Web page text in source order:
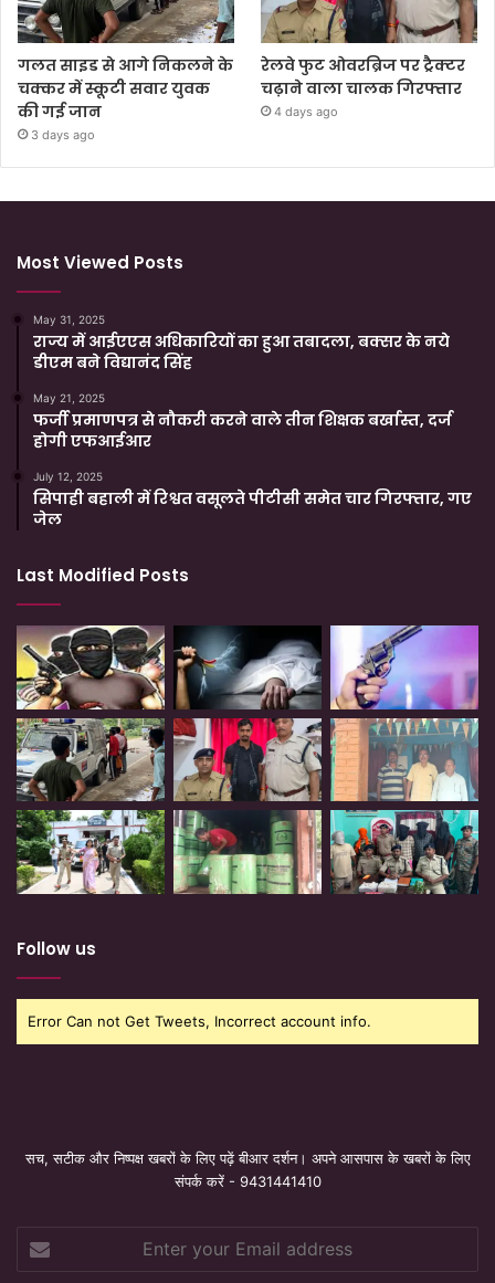
गलत साइड से आगे निकलने के
चक्कर में स्कूटी सवार युवक
की गई जान
3 days ago
रेलवे फुट ओवरब्रिज पर ट्रैक्टर
चढ़ाने वाला चालक गिरफ्तार
4 days ago
Most Viewed Posts
May 31, 2025
राज्य में आईएएस अधिकारियों का हुआ तबादला, बक्सर के नये
डीएम बने विद्यानंद सिंह
May 21, 2025
फर्जी प्रमाणपत्र से नौकरी करने वाले तीन शिक्षक बर्खास्त, दर्ज
होगी एफआईआर
July 12, 2025
सिपाही बहाली में रिश्वत वसूलते पीटीसी समेत चार गिरफ्तार, गए
जेल
Last Modified Posts
Follow us
Error Can not Get Tweets, Incorrect account info.
सच, सटीक और निष्पक्ष खबरों के लिए पढ़ें बीआर दर्शन। अपने आसपास के खबरों के लिए
संपर्क करें - 9431441410
your